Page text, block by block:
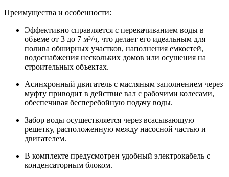
Преимущества и особенности:
Эффективно справляется с перекачиванием воды в
объеме от 3 до 7 м³/ч, что делает его идеальным для
полива обширных участков, наполнения емкостей,
водоснабжения нескольких домов или осушения на
строительных объектах.
Асинхронный двигатель с масляным заполнением через
муфту приводит в действие вал с рабочими колесами,
обеспечивая бесперебойную подачу воды.
Забор воды осуществляется через всасывающую
решетку, расположенную между насосной частью и
двигателем.
В комплекте предусмотрен удобный электрокабель с
конденсаторным блоком.